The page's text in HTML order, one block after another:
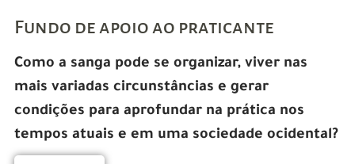
Fundo de apoio ao praticante
Como a sanga pode se organizar, viver nas
mais variadas circunstâncias e gerar
condições para aprofundar na prática nos
tempos atuais e em uma sociedade ocidental?